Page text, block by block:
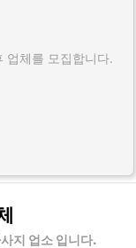
업체를 모집합니다.
지 업소 입니다.